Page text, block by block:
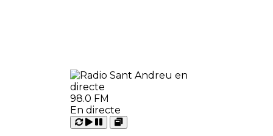
98.0 FM
En directe
Carregant
Reproduir
Pausar
Open